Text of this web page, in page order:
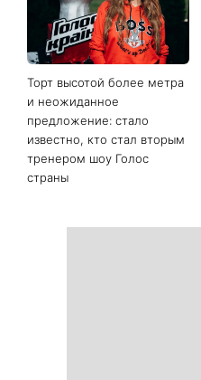
Последние новости